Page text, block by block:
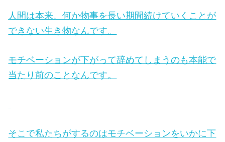
人間は本来、何か物事を長い期間続けていくことが
できない生き物なんです。
モチベーションが下がって辞めてしまうのも本能で
当たり前のことなんです。
そこで私たちがするのはモチベーションをいかに下